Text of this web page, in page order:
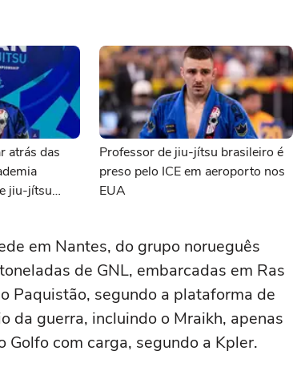
atrás das
jiu-jítsu
Professor de jiu-jítsu brasileiro é
preso pelo ICE em aeroporto nos
EUA
em Nantes, do grupo norueguês
de GNL, embarcadas em Ras
Paquistão, segundo a plataforma de
da guerra, incluindo o Mraikh, apenas
com carga, segundo a Kpler.